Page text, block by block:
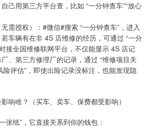
己用第三方平台查，比如 “一分钟查车”“放心
需授权）：#微信#搜索 “一分钟查车”，进入
车辆有在非 4S 店维修的经历，可通过 “一分
接全国维修联网平台，不仅能显示 4S 店记
、第三方修理厂的记录，通过 “维修项目关
险评估”，即使出险记录没标注，也能发现隐
响啥？（买车、卖车、保费都受影响）
张纸”，它直接关系到你的钱包：